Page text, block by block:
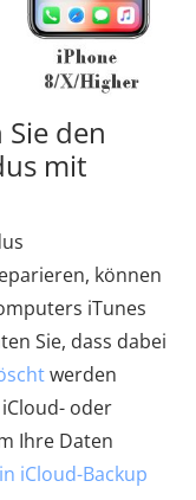
den
mit
können
iTunes
Sie, dass dabei
werden
oder
Ihre Daten
iCloud-Backup